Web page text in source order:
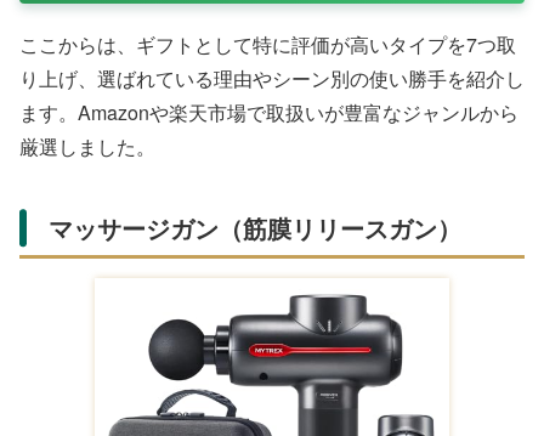
ここからは、ギフトとして特に評価が高いタイプを7つ取
り上げ、選ばれている理由やシーン別の使い勝手を紹介し
ます。Amazonや楽天市場で取扱いが豊富なジャンルから
厳選しました。
マッサージガン（筋膜リリースガン）